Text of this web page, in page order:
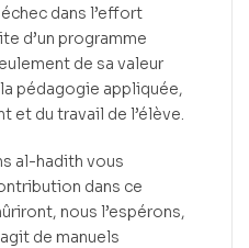
dans l’effort
d’un programme
de sa valeur
pédagogie appliquée,
et du travail de l’élève.
al-hadith vous
dans ce
nous l’espérons,
de manuels